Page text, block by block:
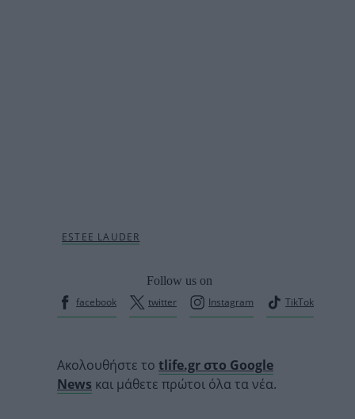
Follow us on
facebook
twitter Instagram TikTok
Ακολουθήστε το tlife.gr στο Google
News και μάθετε πρώτοι όλα τα νέα.